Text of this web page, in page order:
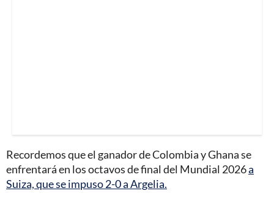
Recordemos que el ganador de Colombia y Ghana se
enfrentará en los octavos de final del Mundial 2026a
Suiza, que se impuso 2-0 a Argelia.